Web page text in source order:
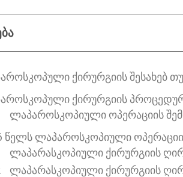
ᲥᲘᲠᲣᲠᲒᲘᲘᲡ ᲨᲔᲡᲐᲮᲔᲑ
ᲥᲘᲠᲣᲠᲒᲘᲘᲡ
ლაპაროსკოპიული ოპერაციის
ᲬᲔᲚᲡ ᲚᲐᲞᲐᲠᲝᲡᲙᲝᲞᲘᲣᲚᲘ
ლაპარასკოპიული ქირურგიის
ლაპარასკოპიული ქირურგიის